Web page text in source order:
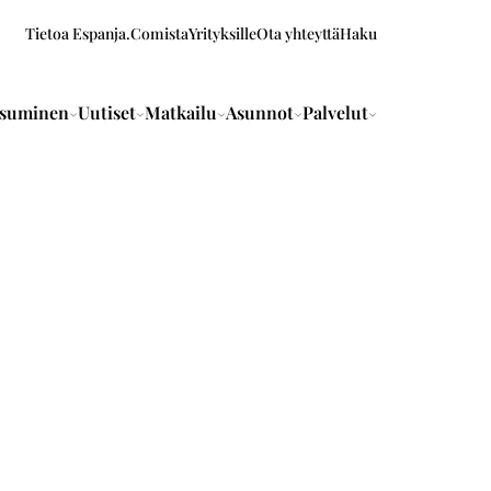
Tietoa Espanja.ComistaYrityksilleOta yhteyttäHaku
Uutiset Matkailu Asunnot Palvelut